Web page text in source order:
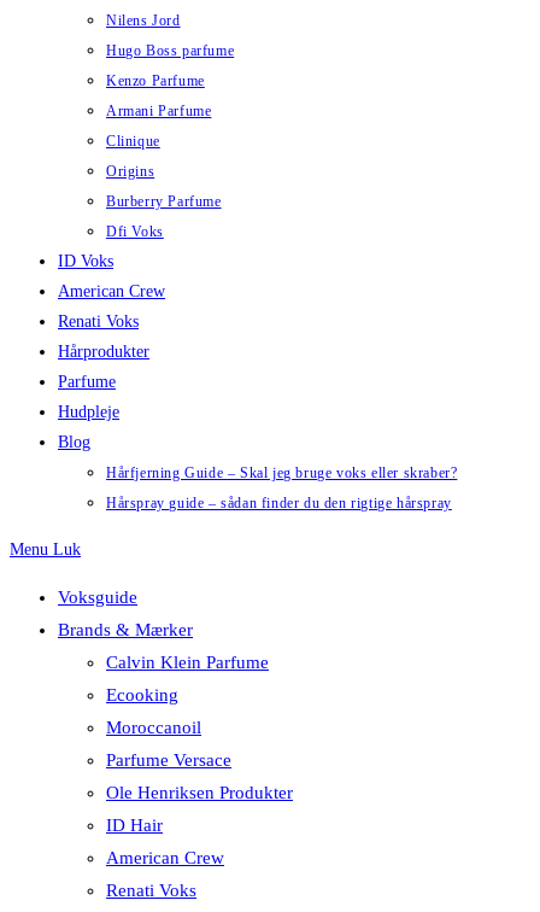
Nilens Jord
Hugo Boss parfume
Kenzo Parfume
Armani Parfume
Clinique
Origins
Burberry Parfume
Dfi Voks
ID Voks
American Crew
Renati Voks
Hårprodukter
Parfume
Hudpleje
Blog
Hårfjerning Guide – Skal jeg bruge voks eller skraber?
Hårspray guide – sådan finder du den rigtige hårspray
Menu Luk
Voksguide
Brands & Mærker
Calvin Klein Parfume
Ecooking
Moroccanoil
Parfume Versace
Ole Henriksen Produkter
ID Hair
American Crew
Renati Voks